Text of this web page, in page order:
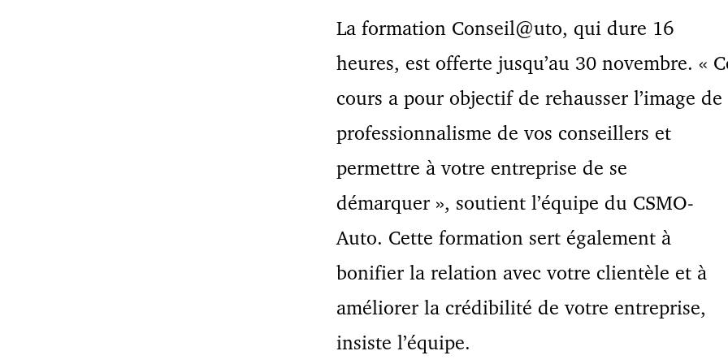
La formation Conseil@uto, qui dure 16
heures, est offerte jusqu’au 30 novembre. «
cours a pour objectif de rehausser l’image de
professionnalisme de vos conseillers et
permettre à votre entreprise de se
démarquer », soutient l’équipe du CSMO-
Auto. Cette formation sert également à
bonifier la relation avec votre clientèle et à
améliorer la crédibilité de votre entreprise,
insiste l’équipe.